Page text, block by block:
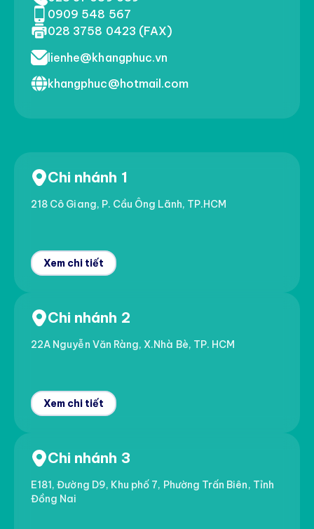
0909 548 567
028 3758 0423 (FAX)
lienhe@khangphuc.vn
khangphuc@hotmail.com
Chi nhánh 1
218 Cô Giang, P. Cầu Ông Lãnh, TP.HCM
Xem chi tiết
Chi nhánh 2
22A Nguyễn Văn Ràng, X.Nhà Bè, TP. HCM
Xem chi tiết
Chi nhánh 3
E181, Đường D9, Khu phố 7, Phường Trấn Biên, Tỉnh
Đồng Nai